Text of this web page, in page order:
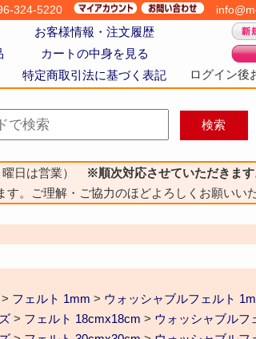
324-5220
お客様情報・注文履歴
ログイン後
カートの中身を見る
特定商取引法に基づく表記
曜日は営業）
※順次対応させていただきます
す。ご理解・ご協力のほどよろしくお願いい
> フェルト 1mm > ウォッシャブルフェルト
> フェルト 18cmx18cm > ウォッシャブルフ